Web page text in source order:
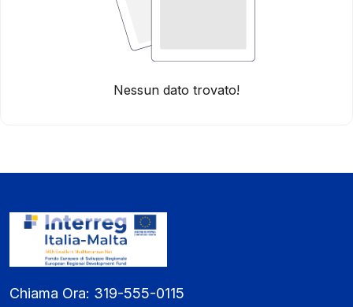
Nessun dato trovato!
Chiama Ora: 319-555-0115